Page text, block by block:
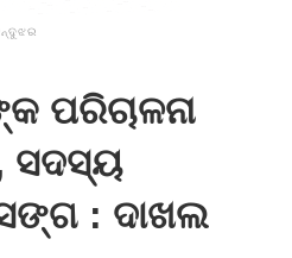
ପରିଚାଳନା
ସଦସ୍ୟ
: ଦାଖଲ